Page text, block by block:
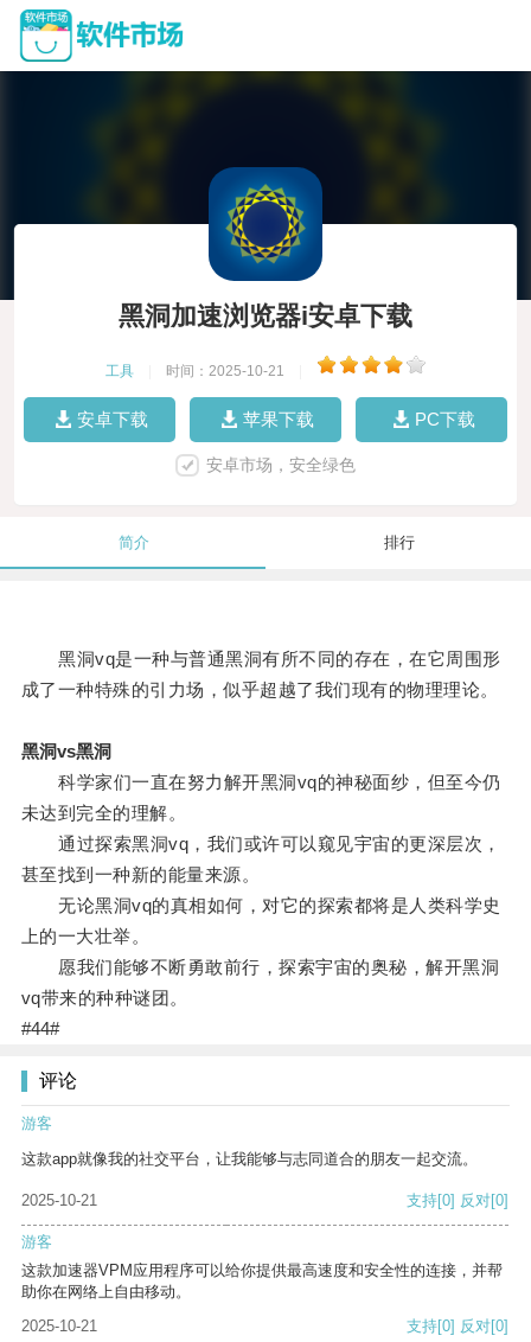
黑洞加速浏览器i安卓下载
工具 时间：2025-10-21
安卓下载 苹果下载 PC下载
安卓市场，安全绿色
简介 排行
黑洞vq是一种与普通黑洞有所不同的存在，在它周围形
成了一种特殊的引力场，似乎超越了我们现有的物理理论。
黑洞vs黑洞
科学家们一直在努力解开黑洞vq的神秘面纱，但至今仍
未达到完全的理解。
通过探索黑洞vq，我们或许可以窥见宇宙的更深层次，
甚至找到一种新的能量来源。
无论黑洞vq的真相如何，对它的探索都将是人类科学史
上的一大壮举。
愿我们能够不断勇敢前行，探索宇宙的奥秘，解开黑洞
vq带来的种种谜团。
#44#
评论
游客
这款app就像我的社交平台，让我能够与志同道合的朋友一起交流。
2025-10-21 支持[0] 反对[0]
游客
这款加速器VPM应用程序可以给你提供最高速度和安全性的连接，并帮
助你在网络上自由移动。
2025-10-21
支持[0] 反对[0]